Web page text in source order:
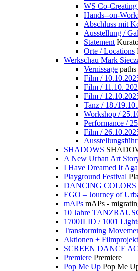
WS Co-
Hands--on-
Abschluss mit
Ausstellung /
Statement
Orte / Locations
Werkschau Mark
Vernissage
Film /
Film / 11.10.
Film /
Tanz / 18./
Workshop /
Performance /
Film /
SHADOWS
A New Urban Art
I Have Dreamed It
Playground Festival
DANCING COLORS
EGO – Journey of
mAPs mAPs -
10 Jahre
1700JLID / 1001
Transforming
Aktionen +
SCREEN DANCE
Premiere Premiere
Pop Me Up Pop Me